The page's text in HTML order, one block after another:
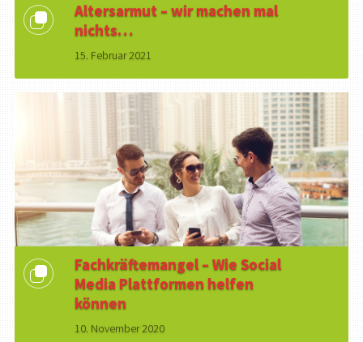
Altersarmut – wir machen mal
nichts…
15. Februar 2021
Fachkräftemangel – Wie Social
Media Plattformen helfen
können
10. November 2020